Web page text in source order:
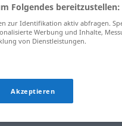
Rivale,Feind
Folgendes bereitzustellen:
zur Identifikation aktiv abfragen.
Werbung und Inhalte,
von Dienstleistungen.
Akzeptieren